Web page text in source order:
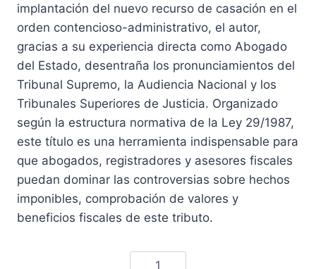
implantación del nuevo recurso de casación en el
orden contencioso-administrativo, el autor,
gracias a su experiencia directa como Abogado
del Estado, desentraña los pronunciamientos del
Tribunal Supremo, la Audiencia Nacional y los
Tribunales Superiores de Justicia. Organizado
según la estructura normativa de la Ley 29/1987,
este título es una herramienta indispensable para
que abogados, registradores y asesores fiscales
puedan dominar las controversias sobre hechos
imponibles, comprobación de valores y
beneficios fiscales de este tributo.
El